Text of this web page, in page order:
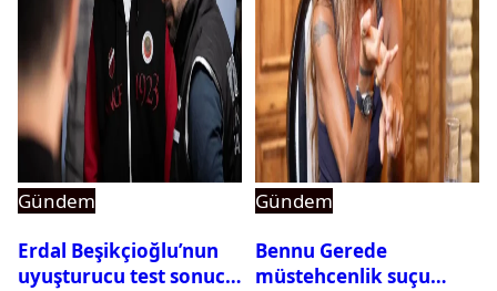
Gündem
Erdal Beşikçioğlu’nun
uyuşturucu test sonucu
Gündem
Bennu Gerede
müstehcenlik suçu